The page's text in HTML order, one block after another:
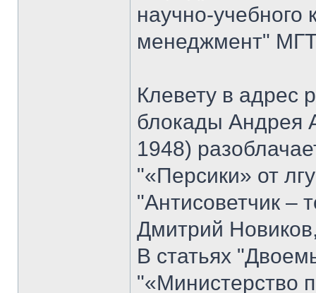
научно-
менеджмент"
Клевету в адрес
блокады Андрея
1948)
"«Персики» от
"Антисоветчик –
Дмитрий
В статьях
"«Министерство